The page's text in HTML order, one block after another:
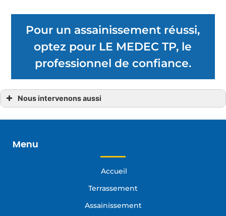
Pour un assainissement réussi,
optez pour LE MEDEC TP, le
professionnel de confiance.
Nous intervenons aussi
… Assainissement Séné, Theix
Menu
Accueil
Terrassement
Assainissement